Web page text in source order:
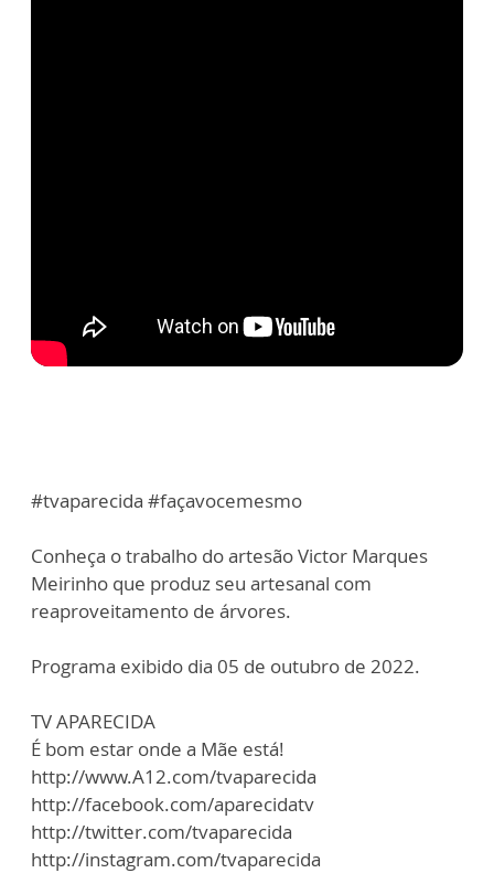
#tvaparecida #façavocemesmo
Conheça o trabalho do artesão Victor Marques
Meirinho que produz seu artesanal com
reaproveitamento de árvores.
Programa exibido dia 05 de outubro de 2022.
TV APARECIDA
É bom estar onde a Mãe está!
http://www.A12.com/tvaparecida
http://facebook.com/aparecidatv
http://twitter.com/tvaparecida
http://instagram.com/tvaparecida